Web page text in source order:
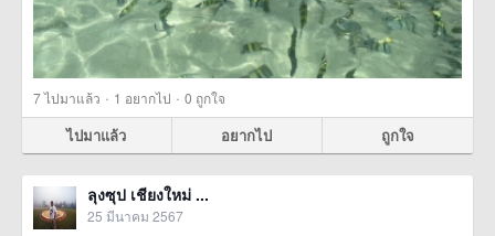
7ไปมาแล้ว · 1 อยากไป · 0 ถูกใจ
ไปมาแล้ว อยากไป ถูกใจ
ลุงซุป เชียงใหม่ ...
25 มีนาคม 2567